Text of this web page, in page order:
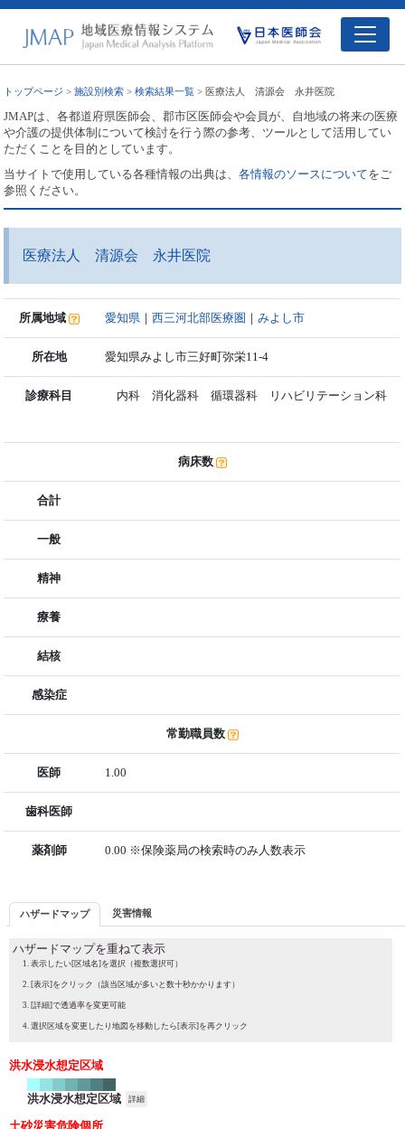
トップページ >施設別検索 >検索結果一覧 > 医療法人 清源会 永井医院
JMAPは、各都道府県医師会、郡市区医師会や会員が、自地域の将来の医療
や介護の提供体制について検討を行う際の参考、ツールとして活用してい
ただくことを目的としています。
当サイトで使用している各種情報の出典は、各情報のソースについてをご
参照ください。
医療法人 清源会 永井医院
所属地域 愛知県 ｜西三河北部医療圏 ｜みよし市
所在地 愛知県みよし市三好町弥栄11-4
診療科目 内科 消化器科 循環器科 リハビリテーション科
病床数
合計
一般
精神
療養
結核
感染症
常勤職員数
医師 1.00
歯科医師
薬剤師 0.00 ※保険薬局の検索時のみ人数表示
ハザードマップ 災害情報
ハザードマップを重ねて表示
表示したい[区域名]を選択（複数選択可）
[表示]をクリック（該当区域が多いと数十秒かかります）
[詳細]で透過率を変更可能
選択区域を変更したり地図を移動したら[表示]を再クリック
洪水浸水想定区域
洪水浸水想定区域 詳細
土砂災害危険個所